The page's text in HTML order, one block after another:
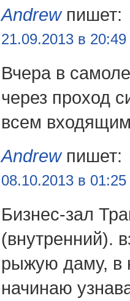
Andrewпишет:
21.09.2013 в 20:49
Вчера в
через проход
всем
Andrewпишет:
08.10.2013 в 01:25
Бизнес-зал
(внутренний).
рыжую даму, в
начинаю